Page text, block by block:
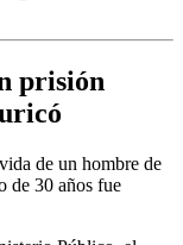
prisión
de un hombre de
de 30 años fue